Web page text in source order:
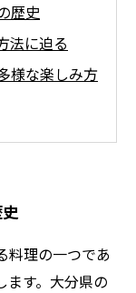
歴史
法に迫る
様な楽しみ方
とは？
料理の一つであ
ます。大分県の